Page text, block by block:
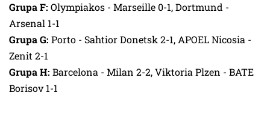
Grupa F: Olympiakos - Marseille 0-1, Dortmund -
Arsenal 1-1
Grupa G: Porto - Sahtior Donetsk 2-1, APOEL Nicosia -
Zenit 2-1
Grupa H: Barcelona - Milan 2-2, Viktoria Plzen - BATE
Borisov 1-1